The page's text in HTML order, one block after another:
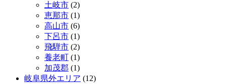
土岐市 (2)
恵那市 (1)
高山市 (6)
下呂市 (1)
飛騨市 (2)
養老町 (1)
加茂郡 (1)
岐阜県外エリア (12)